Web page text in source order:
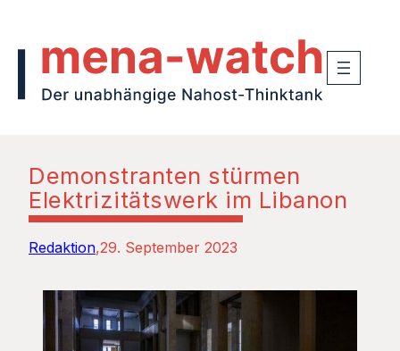
Demonstranten stürmen
Elektrizitätswerk im Libanon
Redaktion 29. September 2023